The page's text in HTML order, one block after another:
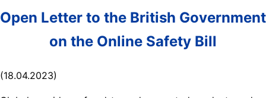
Open Letter to the British Government
on the Online Safety Bill
(18.04.2023)